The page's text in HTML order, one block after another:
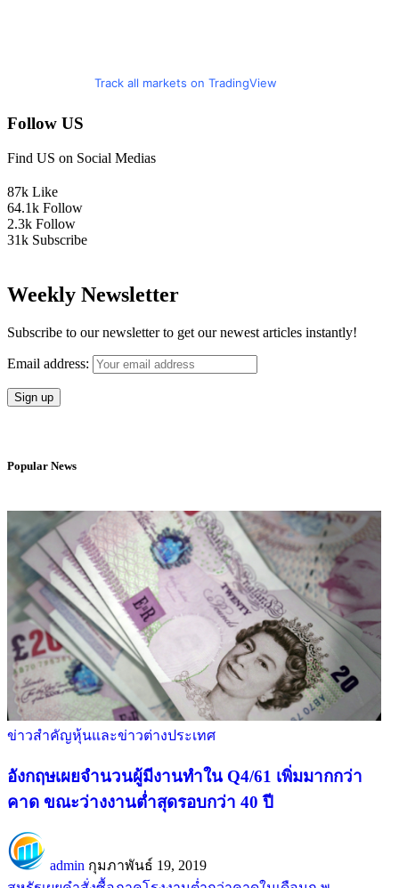
Track all markets on TradingView
Follow US
Find US on Social Medias
87k Like
64.1k Follow
2.3k Follow
31k Subscribe
Weekly Newsletter
Subscribe to our newsletter to get our newest articles instantly!
Email address:
Popular News
ข่าวสำคัญหุ้นและข่าวต่างประเทศ
อังกฤษเผยจำนวนผู้มีงานทำใน Q4/61 เพิ่มมากกว่า
คาด ขณะว่างงานต่ำสุดรอบกว่า 40 ปี
admin กุมภาพันธ์ 19, 2019